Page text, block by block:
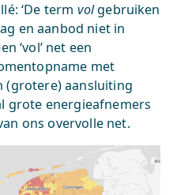
‘De term volgebruiken
en aanbod niet in
‘vol’ net een
met
(grotere) aansluiting
grote energieafnemers
ons overvolle net.